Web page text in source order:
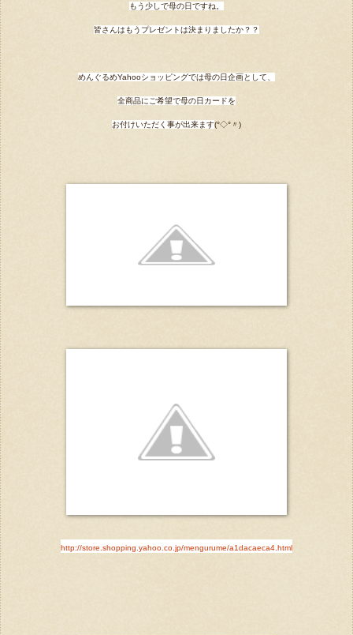
もう少しで母の日ですね。
皆さんはもうプレゼントは決まりましたか？？
めんぐるめYahooショッピングでは母の日企画として、
全商品にご希望で母の日カードを
お付けいただく事が出来ます(°◇°〃)
http://store.shopping.yahoo.co.jp/mengurume/a1dacaeca4.html